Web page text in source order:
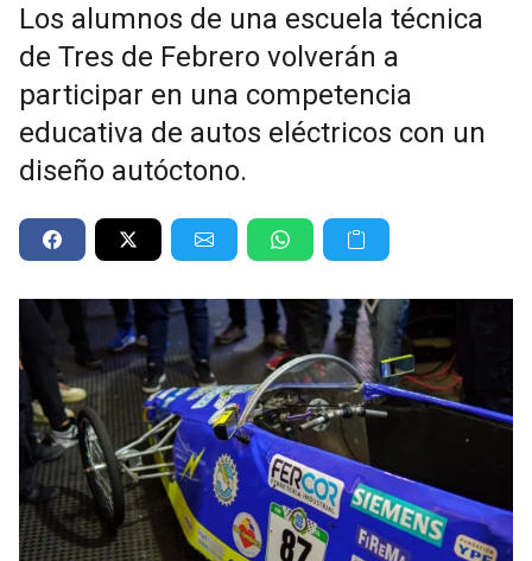
Los alumnos de una escuela técnica
de Tres de Febrero volverán a
participar en una competencia
educativa de autos eléctricos con un
diseño autóctono.